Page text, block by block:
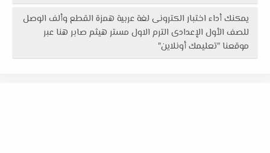
يمكنك أداء اختبار الكترونى لغة عربية همزة القطع وألف الوصل
للصف الأول الإعدادى الترم الاول مستر هيثم صابر هنا عبر
موقعنا "تعليمك أونلاين"